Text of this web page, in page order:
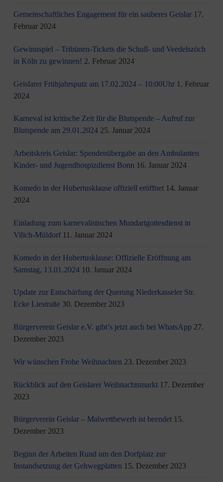
Gemeinschaftliches Engagement für ein sauberes Geislar 17.
Februar 2024
Gewinnspiel – Tribünen-Tickets die Schull- und Veedelszöch
in Köln zu gewinnen! 2. Februar 2024
Geislarer Frühjahrsputz am 17.02.2024 – 10:00Uhr 1. Februar
2024
Karneval ist kritische Zeit für die Blutspende – Aufruf zur
Blutspende am 29.01.2024 25. Januar 2024
Arbeitskreis Geislar: Spendenübergabe an den Ambulanten
Kinder- und Jugendhospizdienst Bonn 16. Januar 2024
Komedo in der Hubertusklause offiziell eröffnet 14. Januar
2024
Einladung zum karnevalistischen Mundartgottesdienst in
Vilich-Müldorf 11. Januar 2024
Komedo in der Hubertusklause: Offizielle Eröffnung am
Samstag, 13.01.2024 10. Januar 2024
Update zur Entschärfung der Querung Niederkasseler Str.
Ecke Liestraße 30. Dezember 2023
Bürgerverein Geislar e.V. gibt’s jetzt auch bei WhatsApp 27.
Dezember 2023
Wir wünschen Frohe Weihnachten 23. Dezember 2023
Rückblick auf den Geislarer Weihnachtsmarkt 17. Dezember
2023
Bürgerverein Geislar – Malwettbewerb ist beendet 15.
Dezember 2023
Beginn der Arbeiten Rund um den Dorfplatz zur
Instandsetzung der Gehwegplatten 15. Dezember 2023